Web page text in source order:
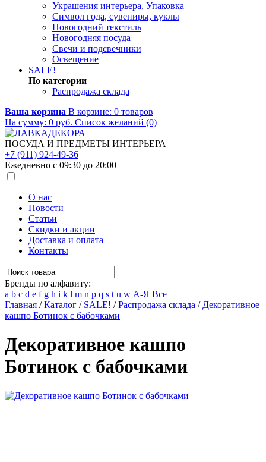
Украшения интерьера, Упаковка
Символ года, сувениры, куклы
Новогодний текстиль
Новогодняя посуда
Свечи и подсвечники
Освещение
SALE!
По категории
Распродажа склада
Ваша корзина В корзине: 0 товаров
На сумму: 0 руб. Список желаний (0)
ПОСУДА И ПРЕДМЕТЫ ИНТЕРЬЕРА
+7 (911) 924-49-36
Ежедневно с 09:30 до 20:00
О нас
Новости
Статьи
Скидки и акции
Доставка и оплата
Контакты
Бренды по алфавиту:
a b c d e f g h i k l m n p q s t u w А-Я Все
Главная /Каталог / SALE! /Распродажа склада / Декоративное
кашпо Ботинок с бабочками
Декоративное кашпо
Ботинок с бабочками